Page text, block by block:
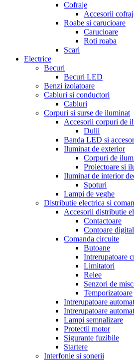
Cofraje
Accesorii
Roabe si carucioare
Carucioare
Roti roaba
Scari
Electrice
Becuri
Becuri LED
Benzi izolatoare
Cabluri si conductori
Cabluri
Corpuri si surse de iluminat
Accesorii corpuri de
Dulii
Banda LED si
Iluminat de exterior
Corpuri de
Proiectoare si
Iluminat de interior
Spoturi
Lampi de veghe
Distributie electrica si
Accesorii distributie
Contactoare
Contoare
Comanda circuite
Butoane
Intrerupatoare
Limitatori
Relee
Senzori de
Temporizatoare
Intrerupatoare
Intrerupatoare
Lampi semnalizare
Protectii motor
Sigurante fuzibile
Startere
Interfonie si sonerii